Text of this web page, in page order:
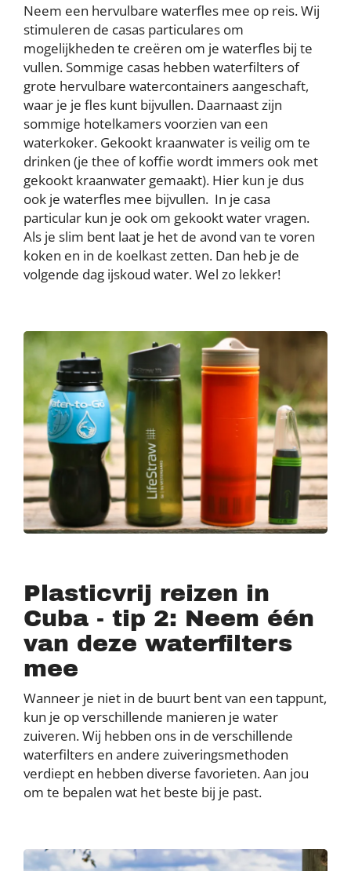
Neem een hervulbare waterfles mee op reis. Wij
stimuleren de casas particulares om
mogelijkheden te creëren om je waterfles bij te
vullen. Sommige casas hebben waterfilters of
grote hervulbare watercontainers aangeschaft,
waar je je fles kunt bijvullen. Daarnaast zijn
sommige hotelkamers voorzien van een
waterkoker. Gekookt kraanwater is veilig om te
drinken (je thee of koffie wordt immers ook met
gekookt kraanwater gemaakt). Hier kun je dus
ook je waterfles mee bijvullen. In je casa
particular kun je ook om gekookt water vragen.
Als je slim bent laat je het de avond van te voren
koken en in de koelkast zetten. Dan heb je de
volgende dag ijskoud water. Wel zo lekker!
Plasticvrij reizen in
Cuba - tip 2: Neem één
van deze waterfilters
mee
Wanneer je niet in de buurt bent van een tappunt,
kun je op verschillende manieren je water
zuiveren. Wij hebben ons in de verschillende
waterfilters en andere zuiveringsmethoden
verdiept en hebben diverse favorieten. Aan jou
om te bepalen wat het beste bij je past.